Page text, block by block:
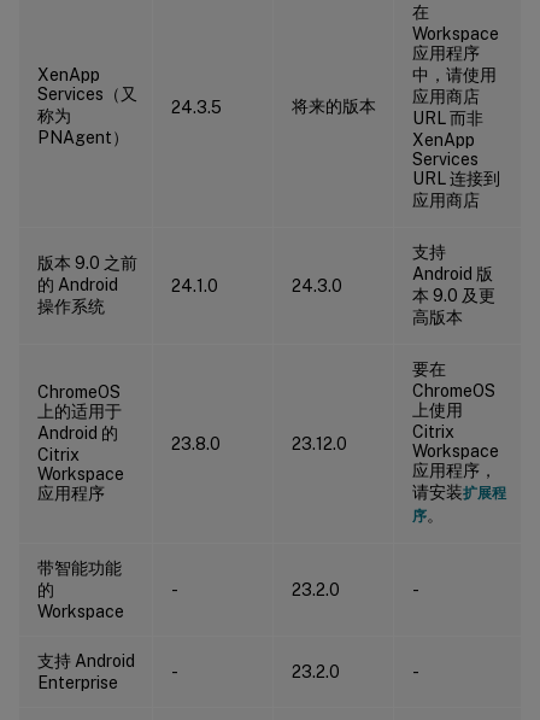
XenApp
Services（又
称为
PNAgent）
24.3.5 将来的版本
在
Workspace
应用程序
中，请使用
应用商店
URL 而非
XenApp
Services
URL 连接到
应用商店
版本 9.0 之前
的 Android
操作系统
24.1.0 24.3.0
支持
Android 版
本 9.0 及更
高版本
ChromeOS
上的适用于
Android 的
Citrix
Workspace
应用程序
23.8.0 23.12.0
要在
ChromeOS
上使用
Citrix
Workspace
应用程序，
请安装扩展程
序。
带智能功能
的
Workspace
- 23.2.0 -
支持 Android
Enterprise
- 23.2.0 -